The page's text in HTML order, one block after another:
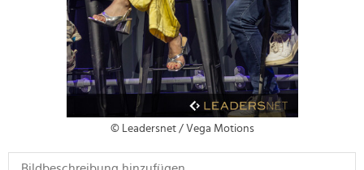
© Leadersnet / Vega Motions